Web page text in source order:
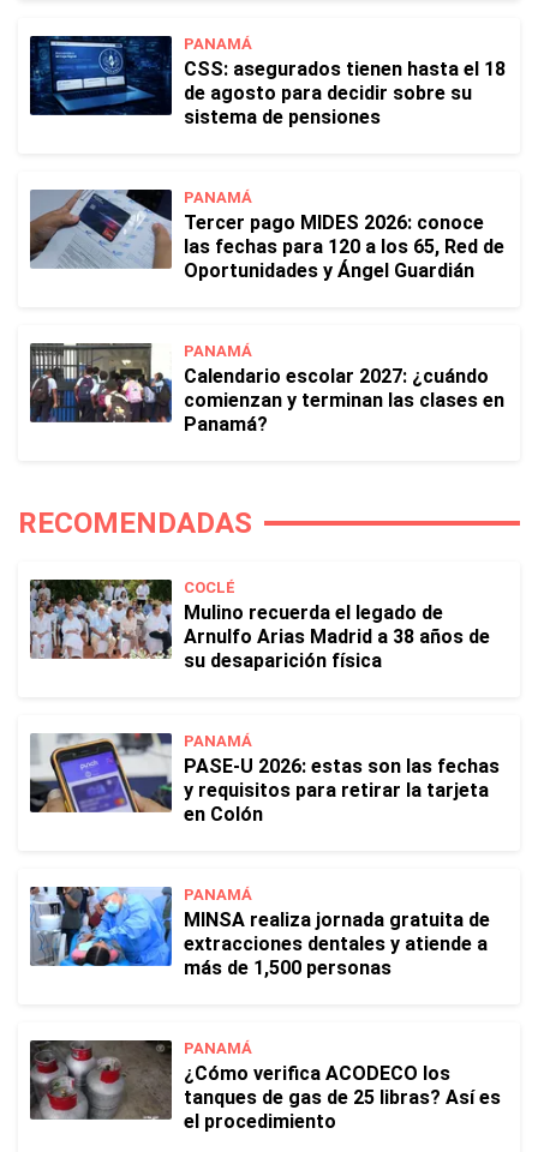
PANAMÁ
CSS: asegurados tienen hasta el 18
de agosto para decidir sobre su
sistema de pensiones
PANAMÁ
Tercer pago MIDES 2026: conoce
las fechas para 120 a los 65, Red de
Oportunidades y Ángel Guardián
PANAMÁ
Calendario escolar 2027: ¿cuándo
comienzan y terminan las clases en
Panamá?
RECOMENDADAS
COCLÉ
Mulino recuerda el legado de
Arnulfo Arias Madrid a 38 años de
su desaparición física
PANAMÁ
PASE-U 2026: estas son las fechas
y requisitos para retirar la tarjeta
en Colón
PANAMÁ
MINSA realiza jornada gratuita de
extracciones dentales y atiende a
más de 1,500 personas
PANAMÁ
¿Cómo verifica ACODECO los
tanques de gas de 25 libras? Así es
el procedimiento